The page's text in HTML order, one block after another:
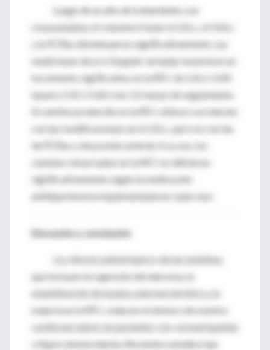
Luego de un año de tratamiento con
rosuvastatina, el colesterol total, el LDLc, el HDLc
y la PCRas disminuyeron significativamente. Las
mediciones de eco Doppler seriadas mostraron un
incremento significativo en la RFC de 3.16 ± 0.44
basal a 3.31 ± 0.42 a los 12 meses de seguimiento.
El cambio producido en la RFC obtuvo correlación
con las modificaciones en el LDLc, pero no con las
de PCRas o de presión arterial. A su vez, los
cambios observados en la RFC no difirieron
significativamente según la medicación
antihipertensiva implementada en cada caso.
Discusión y conclusión
Los efectos pleiotrópicos de las estatinas,
que incluyen la regresión del ateroma, la
estabilización de la placa ateroesclerótica y la
mejoría en la RFC, reducen el número de eventos
cardiovasculares en pacientes con coronariopatías
o hipercolesterolemia. Recientes estudios han